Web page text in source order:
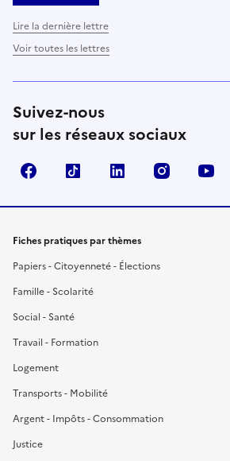
Lire la dernière lettre
Voir toutes les lettres
Suivez-nous
sur les réseaux sociaux
FacebookTikTok LinkedIn Instagram
Fiches pratiques par thèmes
Papiers - Citoyenneté - Élections
Famille - Scolarité
Social - Santé
Travail - Formation
Logement
Transports - Mobilité
Argent - Impôts - Consommation
Justice